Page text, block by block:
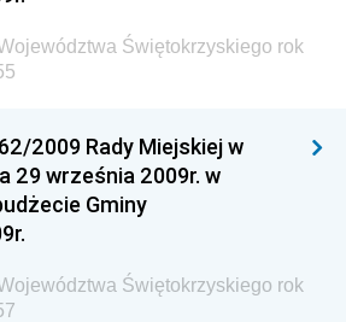
Ministra Rozwoju, Pracy i
Ministra Kultury, Dziedzictwa
Ministra Rodziny i Polityki
Komendy Głównej Straży
Świętokrzyskiego rok
2009 Rady Miejskiej w
29 września 2009r. w
Gminy
Świętokrzyskiego rok